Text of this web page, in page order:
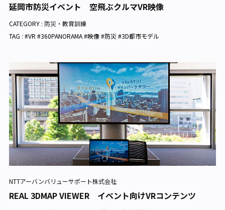
延岡市防災イベント 空飛ぶクルマVR映像
CATEGORY : 防災・教育訓練
TAG : #VR #360PANORAMA #映像 #防災 #3D都市モデル
NTTアーバンバリューサポート株式会社
REAL 3DMAP VIEWER イベント向けVRコンテンツ